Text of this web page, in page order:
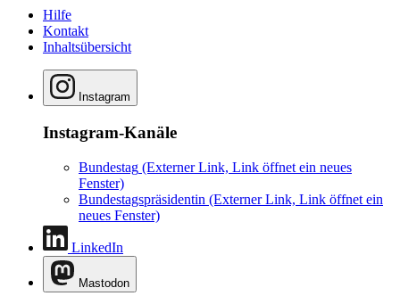
Hilfe
Kontakt
Inhaltsübersicht
Instagram
Instagram-Kanäle
Bundestag (Externer Link, Link öffnet ein neues
Fenster)
Bundestagspräsidentin (Externer Link, Link öffnet ein
neues Fenster)
LinkedIn
Mastodon